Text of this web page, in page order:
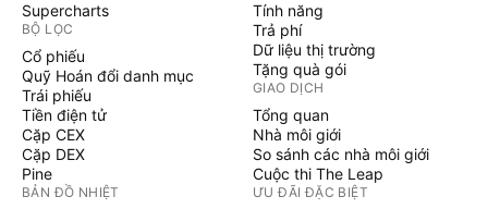
Supercharts
BỘ LỌC
Cổ phiếu
Quỹ Hoán đổi danh mục
Trái phiếu
Tiền điện tử
Cặp CEX
Cặp DEX
Pine
BẢN ĐỒ NHIỆT
Tính năng
Trả phí
Dữ liệu thị trường
Tặng quà gói
GIAO DỊCH
Tổng quan
Nhà môi giới
So sánh các nhà môi giới
Cuộc thi The Leap
ƯU ĐÃI ĐẶC BIỆT